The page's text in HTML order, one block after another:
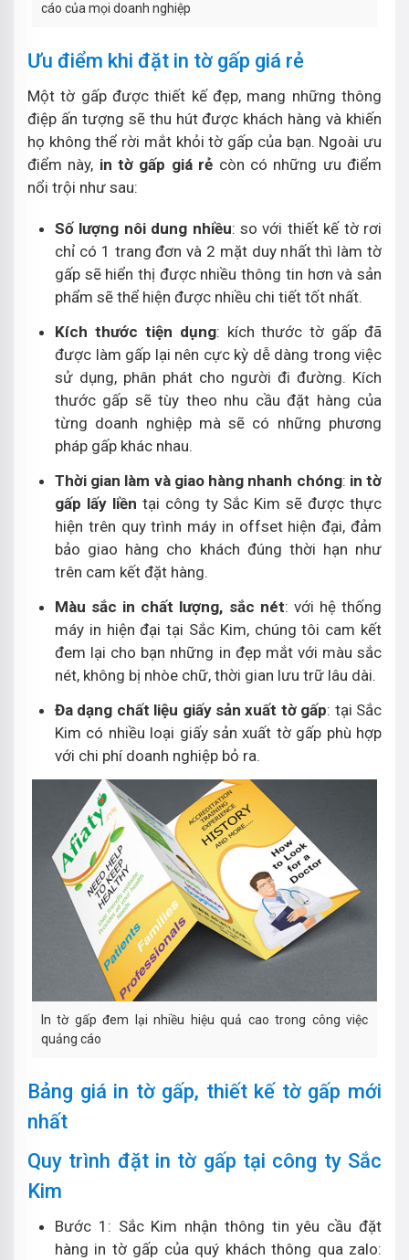
cáo của mọi doanh nghiệp
Ưu điểm khi đặt in tờ gấp giá rẻ
Một tờ gấp được thiết kế đẹp, mang những thông
điệp ấn tượng sẽ thu hút được khách hàng và khiến
họ không thể rời mắt khỏi tờ gấp của bạn. Ngoài ưu
điểm này, in tờ gấp giá rẻ còn có những ưu điểm
nổi trội như sau:
Số lượng nôi dung nhiều: so với thiết kế tờ rơi
chỉ có 1 trang đơn và 2 mặt duy nhất thì làm tờ
gấp sẽ hiển thị được nhiều thông tin hơn và sản
phẩm sẽ thể hiện được nhiều chi tiết tốt nhất.
Kích thước tiện dụng: kích thước tờ gấp đã
được làm gấp lại nên cực kỳ dễ dàng trong việc
sử dụng, phân phát cho người đi đường. Kích
thước gấp sẽ tùy theo nhu cầu đặt hàng của
từng doanh nghiệp mà sẽ có những phương
pháp gấp khác nhau.
Thời gian làm và giao hàng nhanh chóng: in tờ
gấp lấy liền tại công ty Sắc Kim sẽ được thực
hiện trên quy trình máy in offset hiện đại, đảm
bảo giao hàng cho khách đúng thời hạn như
trên cam kết đặt hàng.
Màu sắc in chất lượng, sắc nét: với hệ thống
máy in hiện đại tại Sắc Kim, chúng tôi cam kết
đem lại cho bạn những in đẹp mắt với màu sắc
nét, không bị nhòe chữ, thời gian lưu trữ lâu dài.
Đa dạng chất liệu giấy sản xuất tờ gấp: tại Sắc
Kim có nhiều loại giấy sản xuất tờ gấp phù hợp
với chi phí doanh nghiệp bỏ ra.
In tờ gấp đem lại nhiều hiệu quả cao trong công việc
quảng cáo
Bảng giá in tờ gấp, thiết kế tờ gấp mới
nhất
Quy trình đặt in tờ gấp tại công ty Sắc
Kim
Bước 1: Sắc Kim nhận thông tin yêu cầu đặt
hàng in tờ gấp của quý khách thông qua zalo: